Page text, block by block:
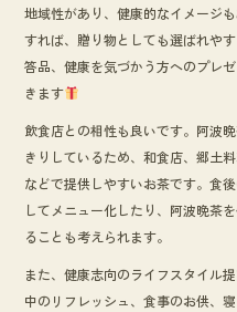
地域性があり、健康的なイメージ
すれば、贈り物としても選ばれや
答品、健康を気づかう方へのプレ
きます
飲食店との相性も良いです。阿波
きりしているため、和食店、郷土
などで提供しやすいお茶です。食
してメニュー化したり、阿波晩茶
ることも考えられます。
また、健康志向のライフスタイル
中のリフレッシュ、食事のお供、